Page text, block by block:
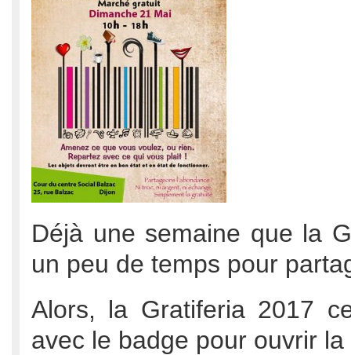
Déjà une semaine que la
un peu de temps pour
Alors, la Gratiferia 2017
avec le badge pour ouvrir